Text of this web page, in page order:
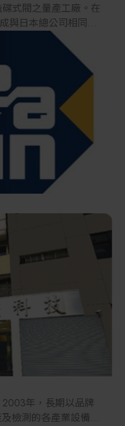
式閥之量產工廠。在
與日本總公司相同之
係專用機搬運設備的
併成為野村UNISON,
工業Group更名為野村
期許在台灣國內外
的台中擁有1200坪無
台北世貿中心內開設
基地。
集團海外的重要據點 ,
年，長期以品牌
檢測的各產業設備提